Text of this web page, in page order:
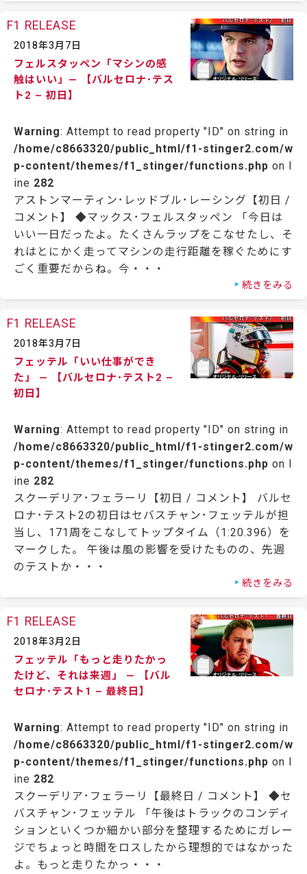
F1 RELEASE
2018年3月7日
フェルスタッペン「マシンの感
触はいい」— 【バルセロナ･テス
ト2 – 初日】
Warning: Attempt to read property "ID" on string in
/home/c8663320/public_html/f1-stinger2.com/w
p-content/themes/f1_stinger/functions.php on l
ine 282
アストンマーティン･レッドブル･レーシング【初日 /
コメント】 ◆マックス･フェルスタッペン 「今日は
いい一日だったよ。たくさんラップをこなせたし、そ
れはとにかく走ってマシンの走行距離を稼ぐためにす
ごく重要だからね。今・・・
続きをみる
F1 RELEASE
2018年3月7日
フェッテル「いい仕事ができ
た」 — 【バルセロナ･テスト2 –
初日】
Warning: Attempt to read property "ID" on string in
/home/c8663320/public_html/f1-stinger2.com/w
p-content/themes/f1_stinger/functions.php on l
ine 282
スクーデリア･フェラーリ【初日 / コメント】 バルセ
ロナ･テスト2の初日はセバスチャン･フェッテルが担
当し、171周をこなしてトップタイム（1:20.396）を
マークした。 午後は風の影響を受けたものの、先週
のテストか・・・
続きをみる
F1 RELEASE
2018年3月2日
フェッテル「もっと走りたかっ
たけど、それは来週」 — 【バル
セロナ･テスト1 – 最終日】
Warning: Attempt to read property "ID" on string in
/home/c8663320/public_html/f1-stinger2.com/w
p-content/themes/f1_stinger/functions.php on l
ine 282
スクーデリア･フェラーリ【最終日 / コメント】 ◆セ
バスチャン･フェッテル 「午後はトラックのコンディ
ションといくつか細かい部分を整理するためにガレー
ジでちょっと時間をロスしたから理想的ではなかった
よ。もっと走りたかっ・・・